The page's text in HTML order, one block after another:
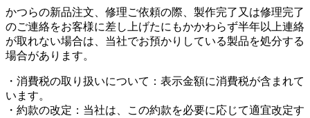
かつらの新品注文、修理ご依頼の際、製作完了又は修理完了
のご連絡をお客様に差し上げたにもかかわらず半年以上連絡
が取れない場合は、当社でお預かりしている製品を処分する
場合があります。
・消費税の取り扱いについて：表示金額に消費税が含まれて
います。
・約款の改定：当社は、この約款を必要に応じて適宜改定す